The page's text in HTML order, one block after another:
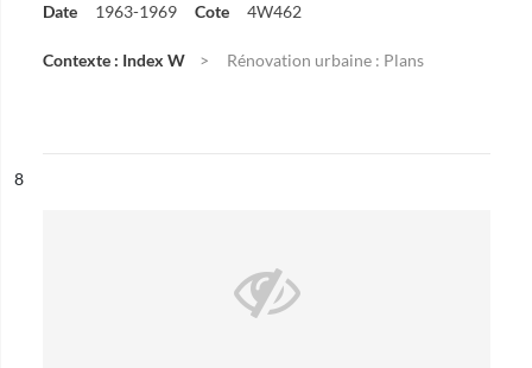
Date 1963-1969 Cote 4W462
Contexte : Index W Rénovation urbaine : Plans
n°
8